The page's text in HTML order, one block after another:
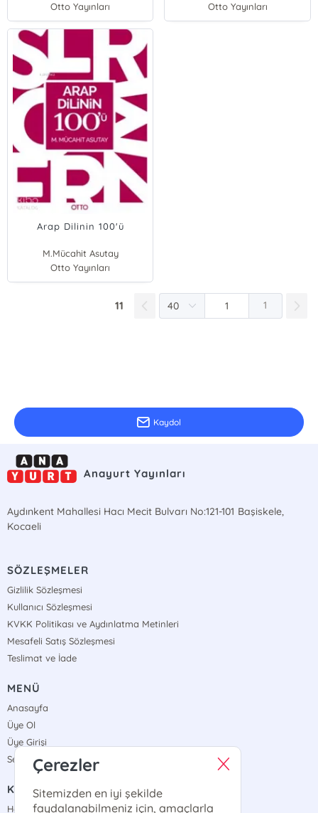
Otto Yayınları
Otto Yayınları
Arap Dilinin 100'ü
M.Mücahit Asutay
Otto Yayınları
11 1
Kaydol
Anayurt Yayınları
Aydınkent Mahallesi Hacı Mecit Bulvarı No:121-101 Başiskele,
Kocaeli
SÖZLEŞMELER
Gizlilik Sözleşmesi
Kullanıcı Sözleşmesi
KVKK Politikası ve Aydınlatma Metinleri
Mesafeli Satış Sözleşmesi
Teslimat ve İade
MENÜ
Anasayfa
Üye Ol
Üye Girişi
Sepetim
KURUMSAL
Hakkımızda
Çerezler
Sitemizden en iyi şekilde
faydalanabilmeniz için, amaçlarla